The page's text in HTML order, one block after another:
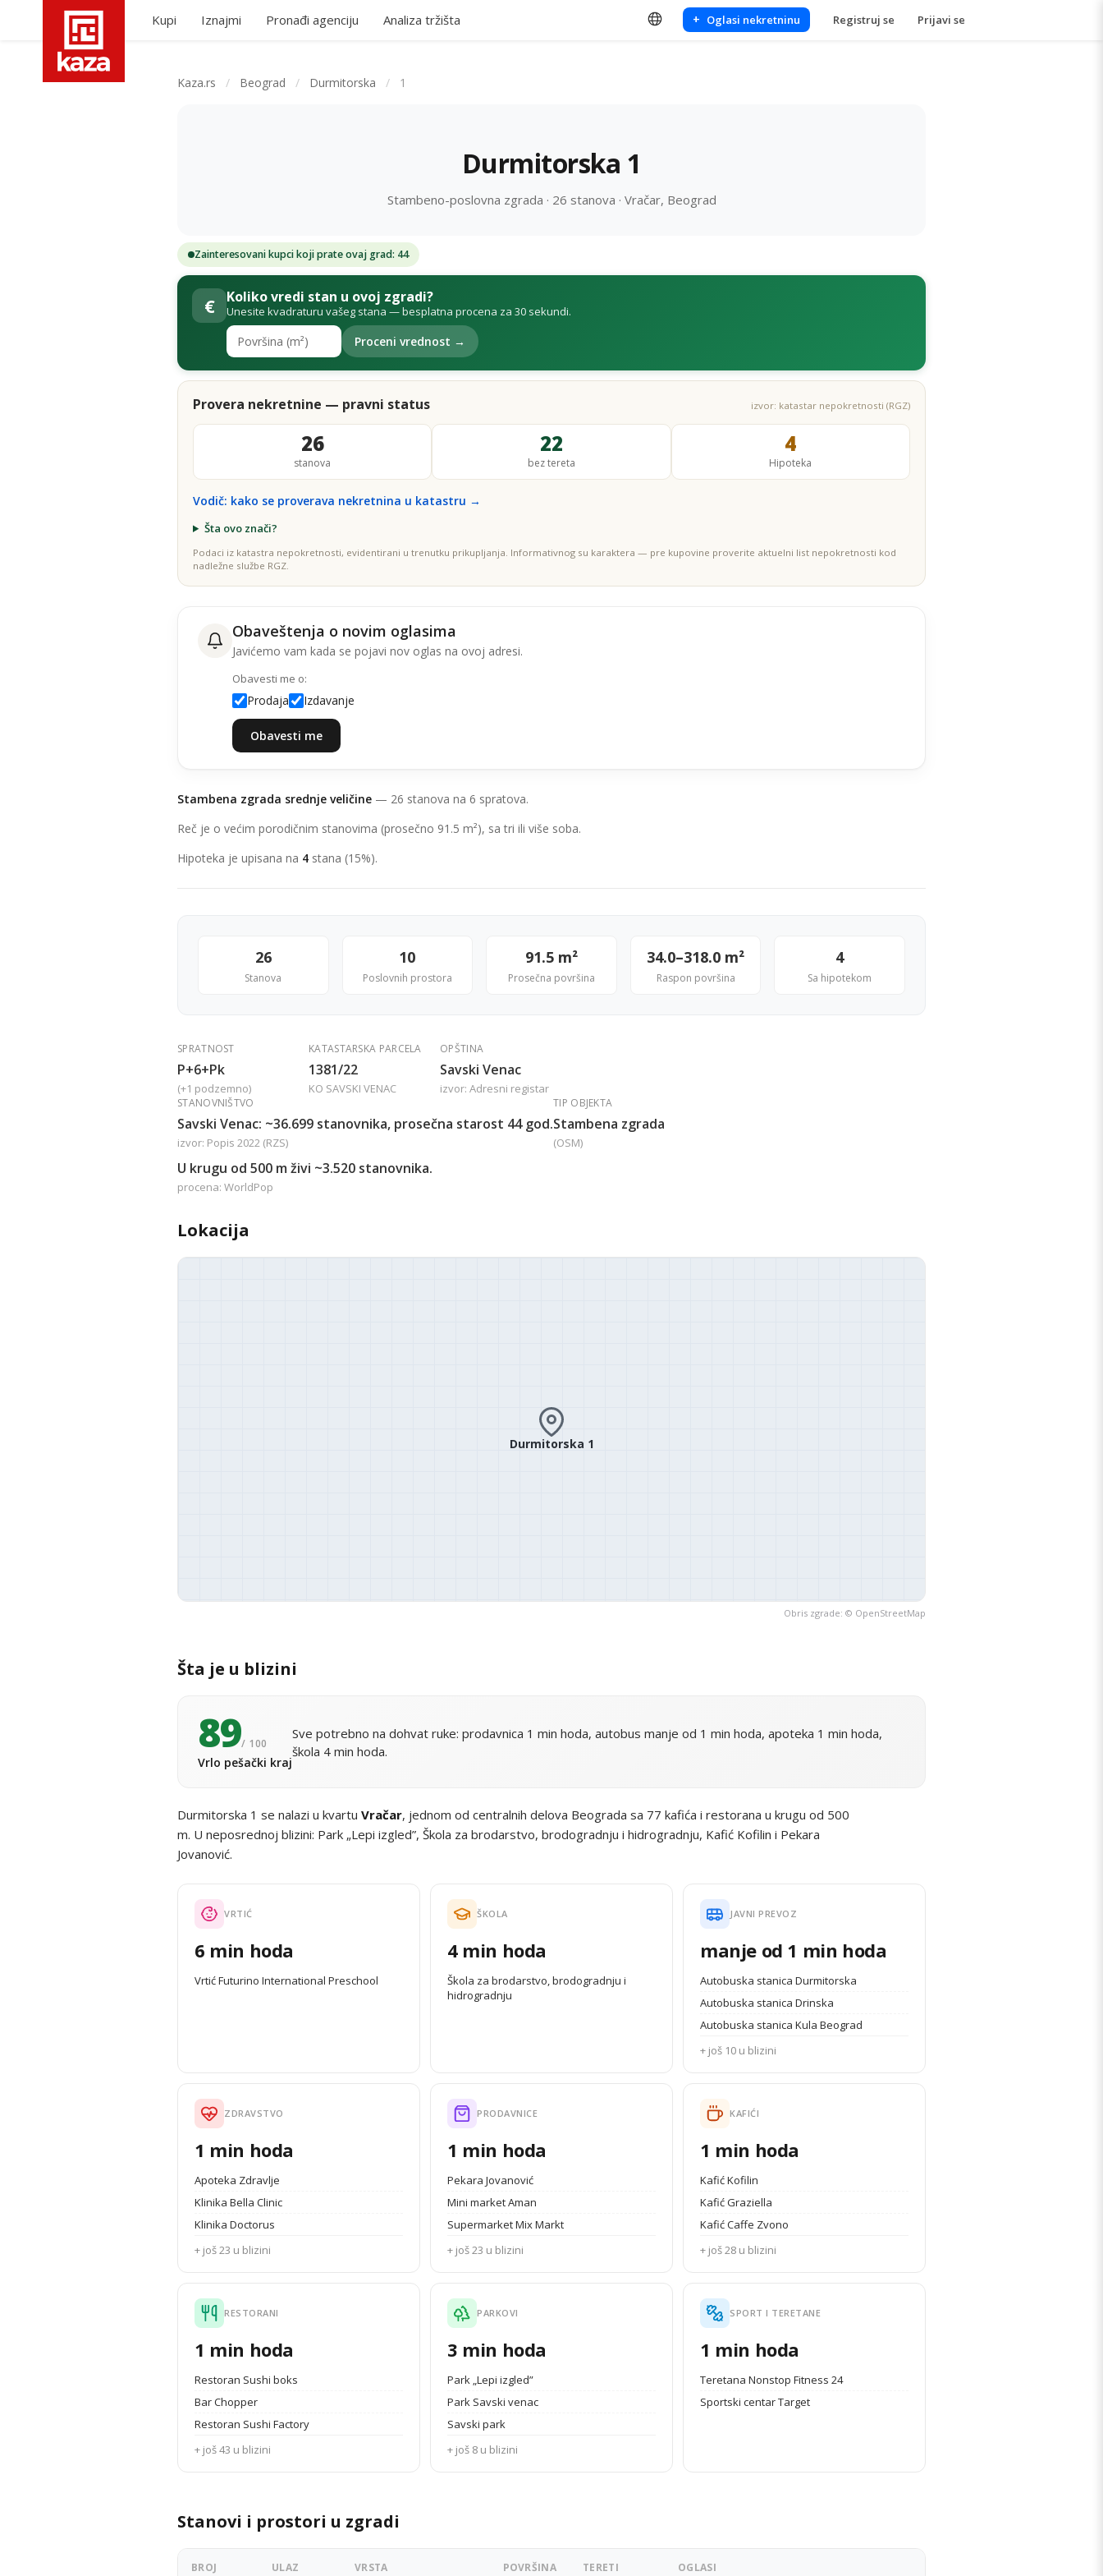
Kupi Iznajmi Pronađi agenciju Analiza tržišta + Oglasi nekretninu Registruj se Prijavi se
Kaza.rs / Beograd / Durmitorska / 1
Durmitorska 1
Stambeno-poslovna zgrada · 26 stanova · Vračar, Beograd
Zainteresovani kupci koji prate ovaj grad: 44
€ Koliko vredi stan u ovoj zgradi?
Unesite kvadraturu vašeg stana — besplatna procena za 30 sekundi.
Proceni vrednost →
Provera nekretnine — pravni status izvor: katastar nepokretnosti (RGZ)
26
stanova
22
bez tereta
4
Hipoteka
Vodič: kako se proverava nekretnina u katastru →
Šta ovo znači?
Podaci iz katastra nepokretnosti, evidentirani u trenutku prikupljanja. Informativnog su karaktera — pre kupovine proverite aktuelni list nepokretnosti kod
nadležne službe RGZ.
Obaveštenja o novim oglasima
Javićemo vam kada se pojavi nov oglas na ovoj adresi.
Obavesti me o:
Prodaja Izdavanje
Obavesti me
Stambena zgrada srednje veličine — 26 stanova na 6 spratova.
Reč je o većim porodičnim stanovima (prosečno 91.5 m²), sa tri ili više soba.
Hipoteka je upisana na 4 stana (15%).
26
Stanova
10
Poslovnih prostora
91.5 m²
Prosečna površina
34.0–318.0 m²
Raspon površina
4
Sa hipotekom
SPRATNOST
P+6+Pk
(+1 podzemno)
KATASTARSKA PARCELA
1381/22
KO SAVSKI VENAC
OPŠTINA
Savski Venac
izvor: Adresni registar
STANOVNIŠTVO
Savski Venac: ~36.699 stanovnika, prosečna starost 44 god.
izvor: Popis 2022 (RZS)
U krugu od 500 m živi ~3.520 stanovnika.
procena: WorldPop
TIP OBJEKTA
Stambena zgrada
(OSM)
Lokacija
Durmitorska 1
Obris zgrade: © OpenStreetMap
Šta je u blizini
89/ 100
Vrlo pešački kraj
Sve potrebno na dohvat ruke: prodavnica 1 min hoda, autobus manje od 1 min hoda, apoteka 1 min hoda,
škola 4 min hoda.
Durmitorska 1 se nalazi u kvartu Vračar, jednom od centralnih delova Beograda sa 77 kafića i restorana u krugu od 500
m. U neposrednoj blizini: Park „Lepi izgled”, Škola za brodarstvo, brodogradnju i hidrogradnju, Kafić Kofilin i Pekara
Jovanović.
VRTIĆ
6 min hoda
Vrtić Futurino International Preschool
ŠKOLA
4 min hoda
Škola za brodarstvo, brodogradnju i
hidrogradnju
JAVNI PREVOZ
manje od 1 min hoda
Autobuska stanica Durmitorska
Autobuska stanica Drinska
Autobuska stanica Kula Beograd
+ još 10 u blizini
ZDRAVSTVO
1 min hoda
Apoteka Zdravlje
Klinika Bella Clinic
Klinika Doctorus
+ još 23 u blizini
PRODAVNICE
1 min hoda
Pekara Jovanović
Mini market Aman
Supermarket Mix Markt
+ još 23 u blizini
KAFIĆI
1 min hoda
Kafić Kofilin
Kafić Graziella
Kafić Caffe Zvono
+ još 28 u blizini
RESTORANI
1 min hoda
Restoran Sushi boks
Bar Chopper
Restoran Sushi Factory
+ još 43 u blizini
PARKOVI
3 min hoda
Park „Lepi izgled”
Park Savski venac
Savski park
+ još 8 u blizini
SPORT I TERETANE
1 min hoda
Teretana Nonstop Fitness 24
Sportski centar Target
Stanovi i prostori u zgradi
BROJ ULAZ VRSTA POVRŠINA TERETI OGLASI